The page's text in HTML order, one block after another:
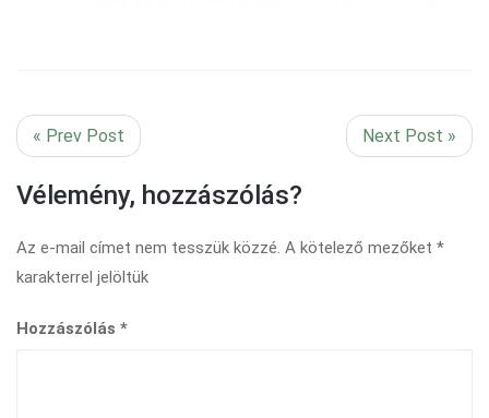
« Prev Post Next Post »
Vélemény, hozzászólás?
Az e-mail címet nem tesszük közzé. A kötelező mezőket *
karakterrel jelöltük
Hozzászólás *